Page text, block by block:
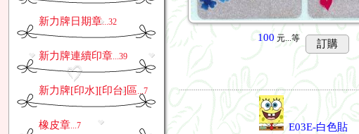
新力牌日期章...32
新力牌連續印章...39
新力牌[印水][印台]區...7
橡皮章...7
100 元...等 訂購
E03E-白色貼